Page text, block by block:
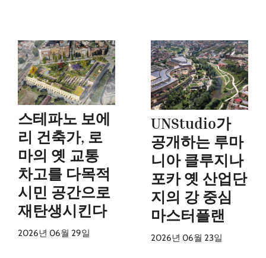
스테파노 보에
리 건축가, 로
마의 옛 교통
차고를 다목적
시민 공간으로
재탄생시킨다
2026년 06월 29일
UNStudio가
공개하는 루마
니아 클루지나
포카 옛 산업단
지의 강 중심
마스터플랜
2026년 06월 23일